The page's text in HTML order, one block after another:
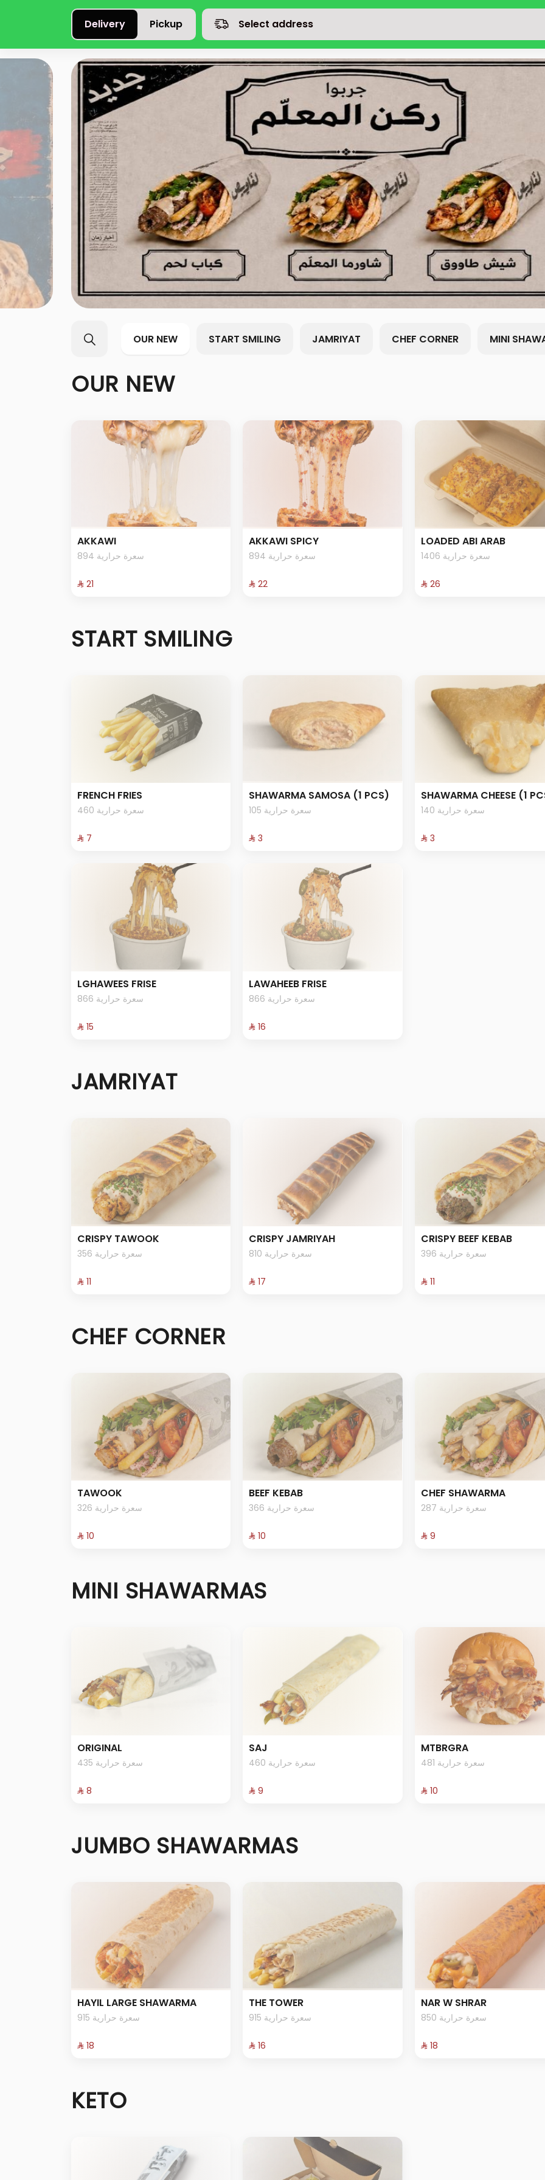
Delivery Pickup Select address
OUR NEW START SMILING JAMRIYAT CHEF CORNER MINI
OUR NEW
AKKAWI
894 سعرة حرارية
⁨⁦‪‬ 21⁩
AKKAWI SPICY
894 سعرة حرارية
⁨⁦‪‬ 22⁩
LOADED ABI ARAB
1406 سعرة حرارية
⁨⁦‪‬ 26⁩
START SMILING
FRENCH FRIES
460 سعرة حرارية
⁨⁦‪‬ 7⁩
SHAWARMA SAMOSA (1 PCS)
105 سعرة حرارية
⁨⁦‪‬ 3⁩
SHAWARMA CHEESE (1
140 سعرة حرارية
⁨⁦‪‬ 3⁩
LGHAWEES FRISE
866 سعرة حرارية
⁨⁦‪‬ 15⁩
LAWAHEEB FRISE
866 سعرة حرارية
⁨⁦‪‬ 16⁩
JAMRIYAT
CRISPY TAWOOK
356 سعرة حرارية
⁨⁦‪‬ 11⁩
CRISPY JAMRIYAH
810 سعرة حرارية
⁨⁦‪‬ 17⁩
CRISPY BEEF KEBAB
396 سعرة حرارية
⁨⁦‪‬ 11⁩
CHEF CORNER
TAWOOK
326 سعرة حرارية
⁨⁦‪‬ 10⁩
BEEF KEBAB
366 سعرة حرارية
⁨⁦‪‬ 10⁩
CHEF SHAWARMA
287 سعرة حرارية
⁨⁦‪‬ 9⁩
MINI SHAWARMAS
ORIGINAL
435 سعرة حرارية
⁨⁦‪‬ 8⁩
SAJ
460 سعرة حرارية
⁨⁦‪‬ 9⁩
MTBRGRA
481 سعرة حرارية
⁨⁦‪‬ 10⁩
JUMBO SHAWARMAS
HAYIL LARGE SHAWARMA
915 سعرة حرارية
⁨⁦‪‬ 18⁩
THE TOWER
915 سعرة حرارية
⁨⁦‪‬ 16⁩
NAR W SHRAR
850 سعرة حرارية
⁨⁦‪‬ 18⁩
KETO